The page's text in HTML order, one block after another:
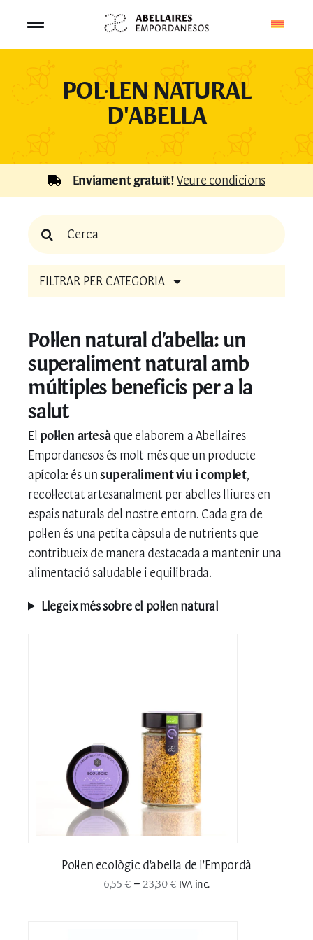
contingut
Toggle
Navigation
BOTIGA
APICULTURA
QUI SOM
CONTACTE
CISTELLA
POL·LEN NATURAL
D'ABELLA
Enviament gratuït!Veure condicions
Cerca:
FILTRAR PER CATEGORIA
Mel crua cremosa
Mel monofloral
Mel multifloral
Altres productes del rusc
Targeta regal
Pol·len natural d’abella: un
superaliment natural amb
múltiples beneficis per a la
salut
El pol·len artesàque elaborem a Abellaires
Empordanesos és molt més que un producte
apícola: és unsuperaliment viu i complet,
recol·lectat artesanalment per abelles lliures en
espais naturals del nostre entorn. Cada gra de
pol·len és una petita càpsula de nutrients que
contribueix de manera destacada a mantenir una
alimentació saludable i equilibrada.
Llegeix més sobre el pol·len natural
Pol·len ecològic d’abella de l’Empordà
6,55 € – 23,30€Interval
IVA inc.